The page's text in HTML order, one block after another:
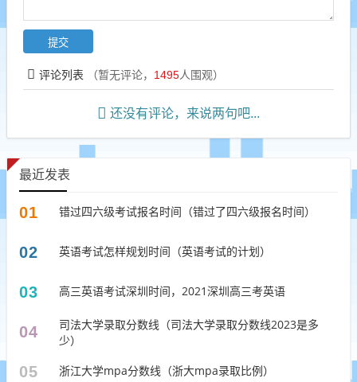
评论列表 （暂无评论， 1495人围观）
还没有评论，来说两句吧...
最近发表
01 错过四六级考试报名时间（错过了四六级报名时间）
02 英语考试怎样规划时间（英语考试的计划）
03 高三英语考试深圳时间，2021深圳高三考英语
04
司法大学录取分数线（司法大学录取分数线2023是多
少）
05 浙江大学mpa分数线（浙大mpa录取比例）